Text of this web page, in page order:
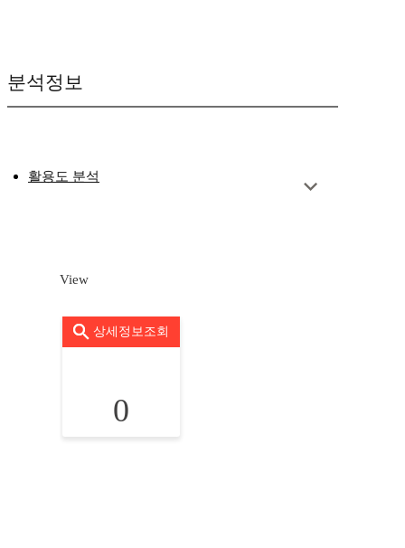
분석정보
활용도 분석
View
상세정보조회
0